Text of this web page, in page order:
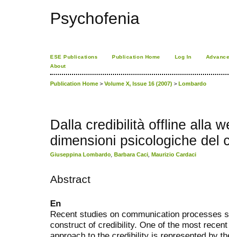
Psychofenia
ESE Publications Publication Home Log In
About
Publication Home > Volume X, Issue 16 (2007) > Lombardo
Dalla credibilità offline alla
dimensioni psicologiche del
Giuseppina Lombardo Barbara Caci Maurizio Cardaci
Abstract
En
Recent studies on communication processes
construct of credibility. One of the most